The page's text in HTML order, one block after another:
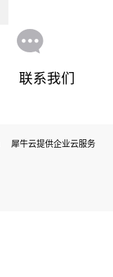
联系我们
犀牛云提供企业云服务